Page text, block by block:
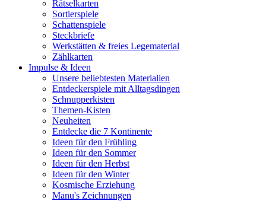
Rätselkarten
Sortierspiele
Schattenspiele
Steckbriefe
Werkstätten & freies Legematerial
Zählkarten
Impulse & Ideen
Unsere beliebtesten Materialien
Entdeckerspiele mit Alltagsdingen
Schnupperkisten
Themen-Kisten
Neuheiten
Entdecke die 7 Kontinente
Ideen für den Frühling
Ideen für den Sommer
Ideen für den Herbst
Ideen für den Winter
Kosmische Erziehung
Manu's Zeichnungen